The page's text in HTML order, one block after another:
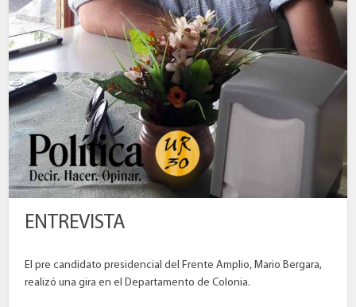
ENTREVISTA
El pre candidato presidencial del Frente Amplio, Mario Bergara,
realizó una gira en el Departamento de Colonia.